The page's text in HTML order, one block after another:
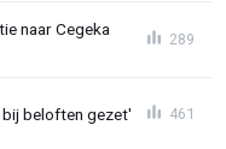
naar Cegeka
289
beloften gezet' 461